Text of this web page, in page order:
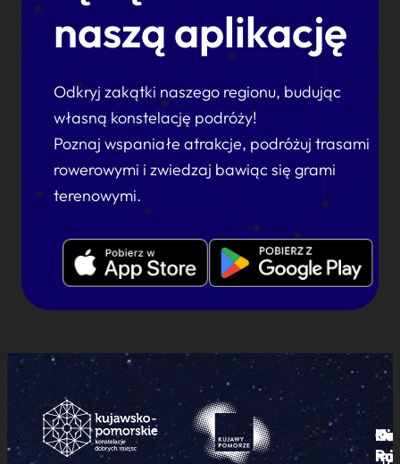
naszą aplikację
Odkryj zakątki naszego regionu, budując
własną konstelację podróży!
Poznaj wspaniałe atrakcje, podróżuj trasami
rowerowymi i zwiedzaj bawiąc się grami
terenowymi.
i